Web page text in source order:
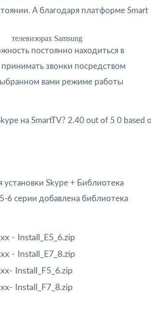
А благодаря платформе Smart
телевизорах Samsung
постоянно находиться в
звонки посредством
вами режиме работы
на SmartTV? 2.40 out of 5 0 based
установки Skype + Библиотека
6 серии добавлена библиотека
- Install_E5_6.zip
- Install_E7_8.zip
Install_F5_6.zip
Install_F7_8.zip